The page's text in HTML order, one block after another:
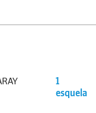
1
esquela